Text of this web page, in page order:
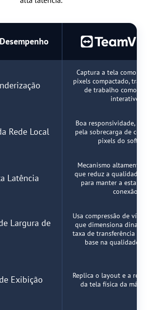
Captura a tela como
pixels compactado,
de trabalho como
interativo
Rede Local
Boa responsividade,
pela sobrecarga de
pixels do
Latência
Mecanismo altamente
que reduz a qualidade
para manter a
conexão
Largura de
Usa compressão de
que dimensiona
taxa de transferência de
base na qualidade
Exibição
Replica o layout e a
da tela física da